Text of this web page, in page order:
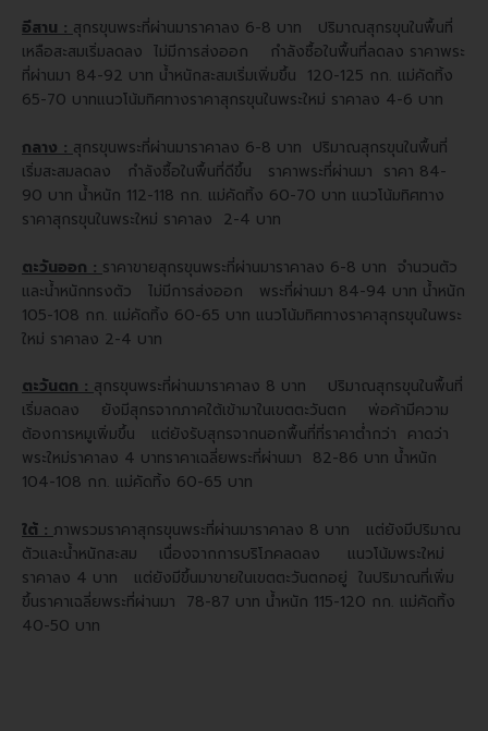
อีสาน : สุกรขุนพระที่ผ่านมาราคาลง 6-8 บาท ปริมาณสุกรขุนในพื้นที่
เหลือสะสมเริ่มลดลง ไม่มีการส่งออก กำลังซื้อในพื้นที่ลดลง ราคาพระ
ที่ผ่านมา 84-92 บาท น้ำหนักสะสมเริ่มเพิ่มขึ้น 120-125 กก. แม่คัดทิ้ง
65-70 บาทแนวโน้มทิศทางราคาสุกรขุนในพระใหม่ ราคาลง 4-6 บาท
กลาง : สุกรขุนพระที่ผ่านมาราคาลง 6-8 บาท ปริมาณสุกรขุนในพื้นที่
เริ่มสะสมลดลง กำลังซื้อในพื้นที่ดีขึ้น
ราคาพระที่ผ่านมา ราคา 84-
90 บาท น้ำหนัก 112-118 กก. แม่คัดทิ้ง 60-70 บาท แนวโน้มทิศทาง
ราคาสุกรขุนในพระใหม่ ราคาลง 2-4 บาท
ตะวันออก : ราคาขายสุกรขุนพระที่ผ่านมาราคาลง 6-8 บาท จำนวนตัว
และน้ำหนักทรงตัว ไม่มีการส่งออก พระที่ผ่านมา 84-94 บาท น้ำหนัก
105-108 กก. แม่คัดทิ้ง 60-65 บาท แนวโน้มทิศทางราคาสุกรขุนในพระ
ใหม่ ราคาลง 2-4 บาท
ตะวันตก :สุกรขุนพระที่ผ่านมาราคาลง 8 บาท ปริมาณสุกรขุนในพื้นที่
เริ่มลดลง ยังมีสุกรจากภาคใต้เข้ามาในเขตตะวันตก พ่อค้ามีความ
ต้องการหมูเพิ่มขึ้น แต่ยังรับสุกรจากนอกพื้นที่ที่ราคาต่ำกว่า คาดว่า
พระใหม่ราคาลง 4 บาทราคาเฉลี่ยพระที่ผ่านมา 82-86 บาท น้ำหนัก
104-108 กก. แม่คัดทิ้ง 60-65 บาท
ใต้ :ภาพรวมราคาสุกรขุนพระที่ผ่านมาราคาลง 8 บาท แต่ยังมีปริมาณ
ตัวและน้ำหนักสะสม เนื่องจากการบริโภคลดลง แนวโน้มพระใหม่
ราคาลง 4 บาท แต่ยังมีขึ้นมาขายในเขตตะวันตกอยู่ ในปริมาณที่เพิ่ม
ขึ้นราคาเฉลี่ยพระที่ผ่านมา 78-87 บาท น้ำหนัก 115-120 กก. แม่คัดทิ้ง
40-50 บาท